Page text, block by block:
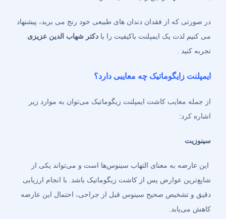
در صورتی که از فقدان دندان های طبیعی خود رنج می برید، پیشنهاد
می کنیم لذت یک ایمپلنت باکیفیت را با دکتر شهاب الدین عزیزی
تجربه کنید .
ایمپلنت زایگوماتیک چه معایبی دارد؟
از جمله معایب کاشت ایمپلنت زیگوماتیک می‌توان به موارد زیر
اشاره کرد:
سینوزیت
این عارضه به معنای التهاب سینوس‌ها است و می‌تواند یکی از
شایع‌ترین عوارض پس از کاشت زیگوماتیک باشد. با انجام ارزیابی
دقیق و تشخیص صحیح سینوس قبل از جراحی، احتمال این عارضه
کاهش می‌یابد.